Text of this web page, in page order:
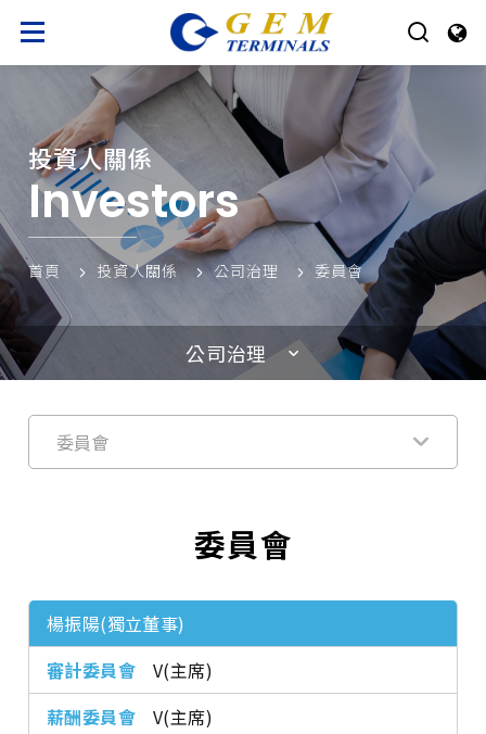
投資人關係
Investors
首頁 投資人關係 公司治理 委員會
公司治理
委員會
委員會
楊振陽(獨立董事)
V(主席)
V(主席)